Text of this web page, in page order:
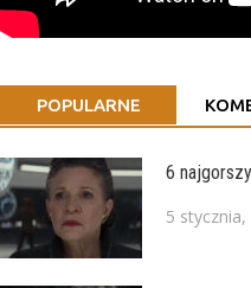
POPULARNE
6
5 stycznia,